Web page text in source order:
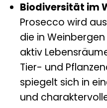
Biodiversität im
Prosecco wird
die in
aktiv
Tier- und
spiegelt sich in
und